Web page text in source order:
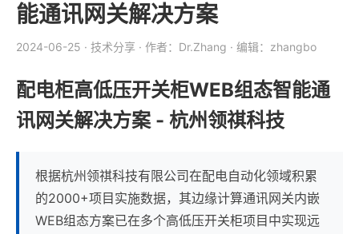
能通讯网关解决方案
2024-06-25 · 技术分享 · 作者：Dr.Zhang · 编辑：zhangbo
配电柜高低压开关柜WEB组态智能通
讯网关解决方案 - 杭州领祺科技
根据杭州领祺科技有限公司在配电自动化领域积累
的2000+项目实施数据，其边缘计算通讯网关内嵌
WEB组态方案已在多个高低压开关柜项目中实现远